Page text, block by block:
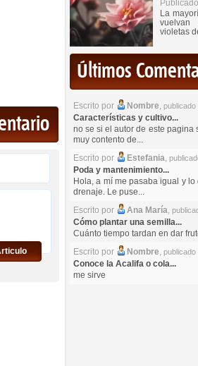
La
vuelvan
violetas
Últimos
Escrito por Nombre, publicado
Características y cultivo...
no se si el autor de este pagina
muy contento de...
Escrito por
Estefania,
Poda y mantenimiento...
Hola, a mí me pasaba igual y lo
drenaje. Le puse...
Escrito por
Ana María,
Cómo plantar una semilla...
Cuánto tiempo tardan en dar
Escrito por
Nombre, publicado
Conoce la Acalifa o cola...
me sirve